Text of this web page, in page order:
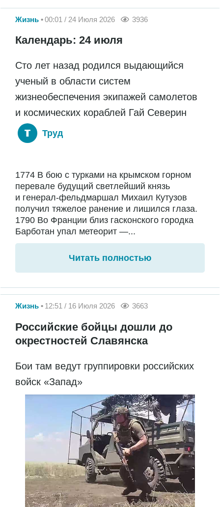
Жизнь 00:01 / 24 Июля 2026 3936
Календарь: 24 июля
Сто лет назад родился выдающийся
ученый в области систем
жизнеобеспечения экипажей самолетов
и космических кораблей Гай Северин
Труд
1774 В бою с турками на крымском горном
перевале будущий светлейший князь
и генерал-фельдмаршал Михаил Кутузов
получил тяжелое ранение и лишился глаза.
1790 Во Франции близ гасконского городка
Барботан упал метеорит —...
Читать полностью
Жизнь 12:51 / 16 Июля 2026 3663
Российские бойцы дошли до
окрестностей Славянска
Бои там ведут группировки российских
войск «Запад»